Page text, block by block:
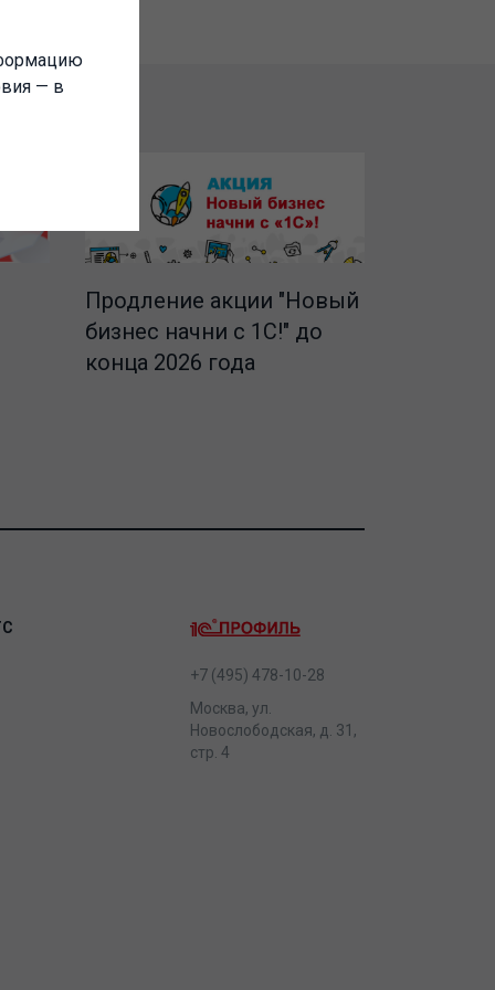
Продление акции "Новый
бизнес начни с 1С!" до
конца 2026 года
+7 (495) 478-10-28
Москва, ул.
Новослободская, д. 31,
стр. 4
— в